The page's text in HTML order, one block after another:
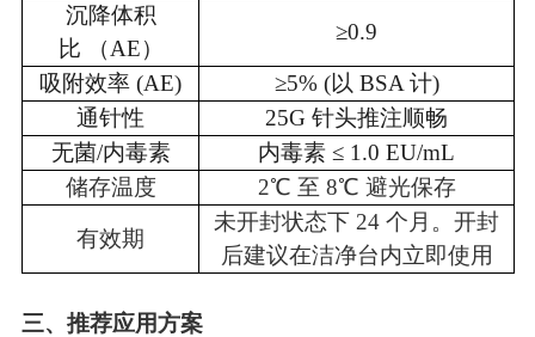
沉降体积
比
（AE）
≥0.9
吸附效率 (AE)
≥5% (以 BSA 计)
通针性
25G 针头推注顺畅
无菌/内毒素
内毒素 ≤ 1.0 EU/mL
储存温度
2℃ 至 8℃ 避光保存
有效期
未开封状态下 24 个月。开封
后建议在洁净台内立即使用
三、 推荐应用方案